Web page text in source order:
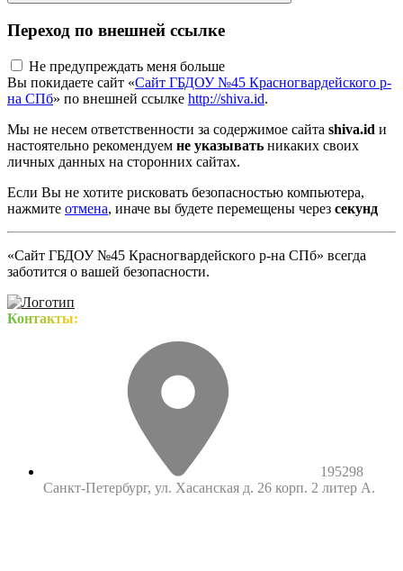
Переход по внешней ссылке
Не предупреждать меня больше
Вы покидаете сайт «Сайт ГБДОУ №45 Красногвардейского р-
на СПб» по внешней ссылке http://shiva.id.
Мы не несем ответственности за содержимое сайта shiva.id и
настоятельно рекомендуем не указывать никаких своих
личных данных на сторонних сайтах.
Если Вы не хотите рисковать безопасностью компьютера,
нажмите отмена, иначе вы будете перемещены через секунд
«Сайт ГБДОУ №45 Красногвардейского р-на СПб» всегда
заботится о вашей безопасности.
Контакты:
195298
Санкт-Петербург, ул. Хасанская д. 26 корп. 2 литер А.